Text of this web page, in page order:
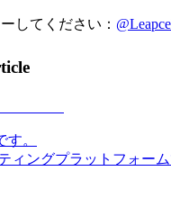
してください：
す。
ィングプラットフォー